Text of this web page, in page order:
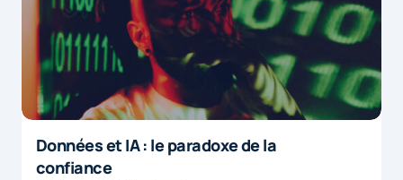
Données et IA : le paradoxe de la
confiance